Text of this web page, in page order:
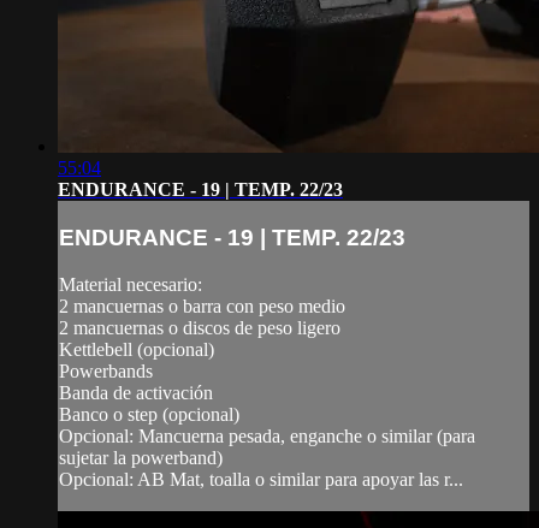
55:04
ENDURANCE - 19 | TEMP. 22/23
ENDURANCE - 19 | TEMP. 22/23
Material necesario:
2 mancuernas o barra con peso medio
2 mancuernas o discos de peso ligero
Kettlebell (opcional)
Powerbands
Banda de activación
Banco o step (opcional)
Opcional: Mancuerna pesada, enganche o similar (para
sujetar la powerband)
Opcional: AB Mat, toalla o similar para apoyar las r...